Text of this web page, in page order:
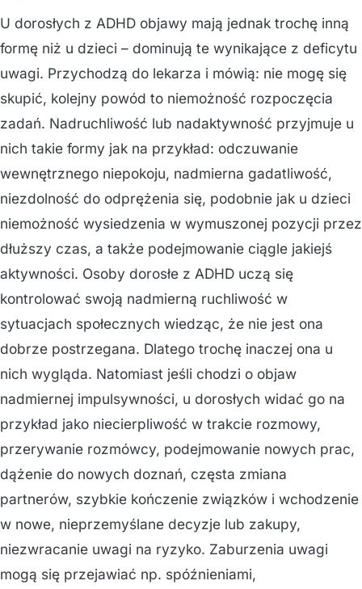
U dorosłych z ADHD objawy mają jednak trochę inną
formę niż u dzieci – dominują te wynikające z deficytu
uwagi. Przychodzą do lekarza i mówią: nie mogę się
skupić, kolejny powód to niemożność rozpoczęcia
zadań. Nadruchliwość lub nadaktywność przyjmuje u
nich takie formy jak na przykład: odczuwanie
wewnętrznego niepokoju, nadmierna gadatliwość,
niezdolność do odprężenia się, podobnie jak u dzieci
niemożność wysiedzenia w wymuszonej pozycji przez
dłuższy czas, a także podejmowanie ciągle jakiejś
aktywności. Osoby dorosłe z ADHD uczą się
kontrolować swoją nadmierną ruchliwość w
sytuacjach społecznych wiedząc, że nie jest ona
dobrze postrzegana. Dlatego trochę inaczej ona u
nich wygląda. Natomiast jeśli chodzi o objaw
nadmiernej impulsywności, u dorosłych widać go na
przykład jako niecierpliwość w trakcie rozmowy,
przerywanie rozmówcy, podejmowanie nowych prac,
dążenie do nowych doznań, częsta zmiana
partnerów, szybkie kończenie związków i wchodzenie
w nowe, nieprzemyślane decyzje lub zakupy,
niezwracanie uwagi na ryzyko. Zaburzenia uwagi
mogą się przejawiać np. spóźnieniami,